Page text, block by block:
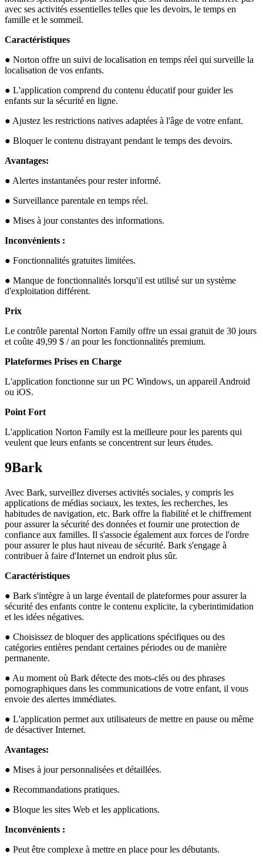
avec ses activités essentielles telles que les devoirs, le temps en
famille et le sommeil.
Caractéristiques
● Norton offre un suivi de localisation en temps réel qui surveille la
localisation de vos enfants.
● L'application comprend du contenu éducatif pour guider les
enfants sur la sécurité en ligne.
● Ajustez les restrictions natives adaptées à l'âge de votre enfant.
● Bloquer le contenu distrayant pendant le temps des devoirs.
Avantages:
● Alertes instantanées pour rester informé.
● Surveillance parentale en temps réel.
● Mises à jour constantes des informations.
Inconvénients :
● Fonctionnalités gratuites limitées.
● Manque de fonctionnalités lorsqu'il est utilisé sur un système
d'exploitation différent.
Prix
Le contrôle parental Norton Family offre un essai gratuit de 30 jours
et coûte 49,99 $ / an pour les fonctionnalités premium.
Plateformes Prises en Charge
L'application fonctionne sur un PC Windows, un appareil Android
ou iOS.
Point Fort
L'application Norton Family est la meilleure pour les parents qui
veulent que leurs enfants se concentrent sur leurs études.
9Bark
Avec Bark, surveillez diverses activités sociales, y compris les
applications de médias sociaux, les textes, les recherches, les
habitudes de navigation, etc. Bark offre la fiabilité et le chiffrement
pour assurer la sécurité des données et fournir une protection de
confiance aux familles. Il s'associe également aux forces de l'ordre
pour assurer le plus haut niveau de sécurité. Bark s'engage à
contribuer à faire d'Internet un endroit plus sûr.
Caractéristiques
● Bark s'intègre à un large éventail de plateformes pour assurer la
sécurité des enfants contre le contenu explicite, la cyberintimidation
et les idées négatives.
● Choisissez de bloquer des applications spécifiques ou des
catégories entières pendant certaines périodes ou de manière
permanente.
● Au moment où Bark détecte des mots-clés ou des phrases
pornographiques dans les communications de votre enfant, il vous
envoie des alertes immédiates.
● L'application permet aux utilisateurs de mettre en pause ou même
de désactiver Internet.
Avantages:
● Mises à jour personnalisées et détaillées.
● Recommandations pratiques.
● Bloque les sites Web et les applications.
Inconvénients :
● Peut être complexe à mettre en place pour les débutants.